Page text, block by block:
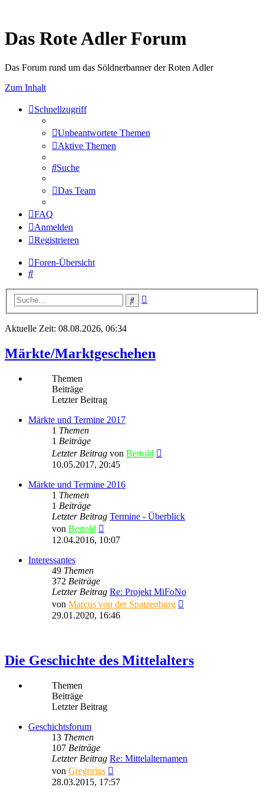
Das Rote Adler Forum
Das Forum rund um das Söldnerbanner der Roten Adler
Zum Inhalt
Schnellzugriff
Unbeantwortete Themen
Aktive Themen
Suche
Das Team
FAQ
Anmelden
Registrieren
Foren-Übersicht
Suche
Suche
Aktuelle Zeit: 08.08.2026, 06:34
Märkte/Marktgeschehen
Themen
Beiträge
Letzter Beitrag
Märkte und Termine 2017
1 Themen
1 Beiträge
Letzter Beitrag von Bertold
10.05.2017, 20:45
Märkte und Termine 2016
1 Themen
1 Beiträge
Letzter Beitrag Termine - Überblick
von Bertold
Beitrag
12.04.2016, 10:07
Interessantes
49 Themen
372 Beiträge
Letzter Beitrag Re: Projekt MiFoNo
von Marcus von der Spatzenburg
29.01.2020, 16:46
Die Geschichte des Mittelalters
Themen
Beiträge
Letzter Beitrag
Geschichtsforum
13 Themen
107 Beiträge
Letzter Beitrag Re: Mittelalternamen
von Gregorius
Beitrag
28.03.2015, 17:57